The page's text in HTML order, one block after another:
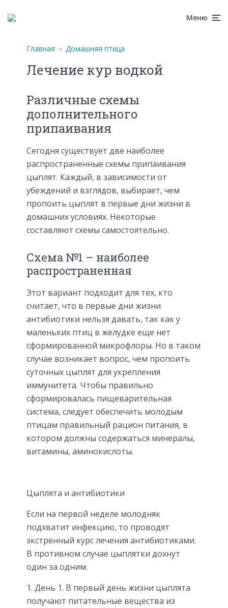
Меню
Главная » Домашняя птица
Лечение кур водкой
Различные схемы
дополнительного
припаивания
Сегодня существует две наиболее
распространенные схемы припаивания
цыплят. Каждый, в зависимости от
убеждений и взглядов, выбирает, чем
пропоить цыплят в первые дни жизни в
домашних условиях. Некоторые
составляют схемы самостоятельно.
Схема №1 – наиболее
распространенная
Этот вариант подходит для тех, кто
считает, что в первые дни жизни
антибиотики нельзя давать, так как у
маленьких птиц в желудке еще нет
сформированной микрофлоры. Но в таком
случае возникает вопрос, чем пропоить
суточных цыплят для укрепления
иммунитета. Чтобы правильно
сформировалась пищеварительная
система, следует обеспечить молодым
птицам правильный рацион питания, в
котором должны содержаться минералы,
витамины, аминокислоты.
Цыплята и антибиотики
Если на первой неделе молодняк
подхватит инфекцию, то проводят
экстренный курс лечения антибиотиками.
В противном случае цыплятки дохнут
один за одним.
День 1. В первый день жизни цыплята
получают питательные вещества из